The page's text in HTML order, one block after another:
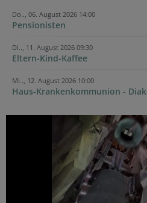
Do.., 06. August 2026 14:00
Pensionisten
Di.., 11. August 2026 09:30
Eltern-Kind-Kaffee
Mi.., 12. August 2026 10:00
Haus-Krankenkommunion -